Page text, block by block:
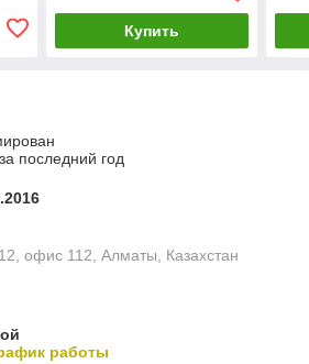
Купить
последний год
офис 112, Алматы, Казахстан
работы